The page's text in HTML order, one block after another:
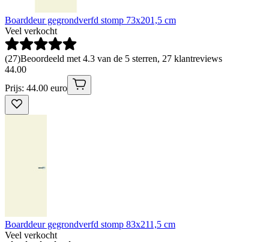
Boarddeur gegrondverfd stomp 73x201,5 cm
Veel verkocht
(27)Beoordeeld met 4.3 van de 5 sterren, 27 klantreviews
44.00
Prijs: 44.00 euro
Boarddeur gegrondverfd stomp 83x211,5 cm
Veel verkocht